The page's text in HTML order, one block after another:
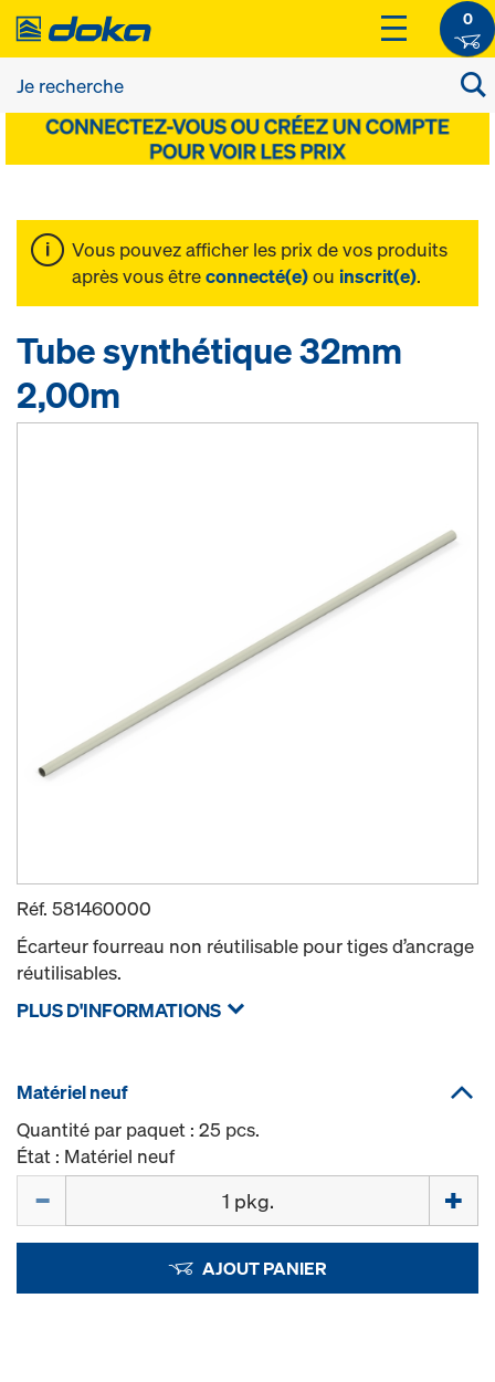
0
Vous pouvez afficher les prix de vos produits
après vous êtreconnecté(e)ou inscrit(e).
Tube synthétique 32mm
2,00m
Réf. 581460000
Écarteur fourreau non réutilisable pour tiges d’ancrage
réutilisables.
PLUS D'INFORMATIONS
Matériel neuf
Quantité par paquet : 25 pcs.
État : Matériel neuf
AJOUT PANIER